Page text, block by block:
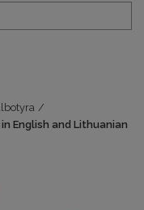
/
English and Lithuanian